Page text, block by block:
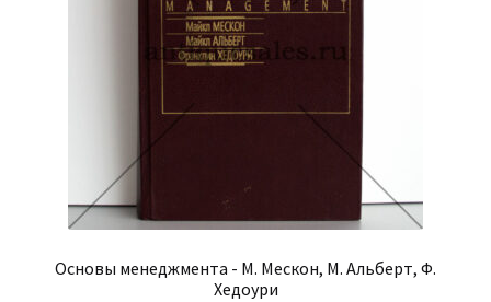
Основы менеджмента - М. Мескон, М. Альберт, Ф.
Хедоури